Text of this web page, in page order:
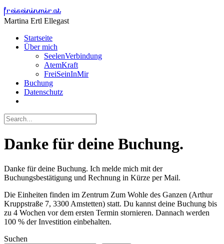
Skip
to
content
freiseininmir.at
Martina Ertl Ellegast
Startseite
Über mich
SeelenVerbindung
AtemKraft
FreiSeinInMir
Buchung
Datenschutz
Danke für deine Buchung.
Danke für deine Buchung. Ich melde mich mit der
Buchungsbestätigung und Rechnung in Kürze per Mail.
Die Einheiten finden im Zentrum Zum Wohle des Ganzen (Arthur
Kruppstraße 7, 3300 Amstetten) statt. Du kannst deine Buchung bis
zu 4 Wochen vor dem ersten Termin stornieren. Dannach werden
100 % der Investition einbehalten.
Suchen